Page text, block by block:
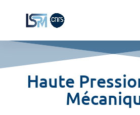
Haute